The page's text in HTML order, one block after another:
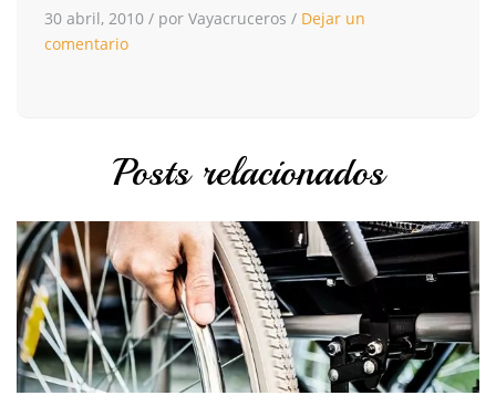
30 abril, 2010 / por Vayacruceros / Dejar un
comentario
Posts relacionados